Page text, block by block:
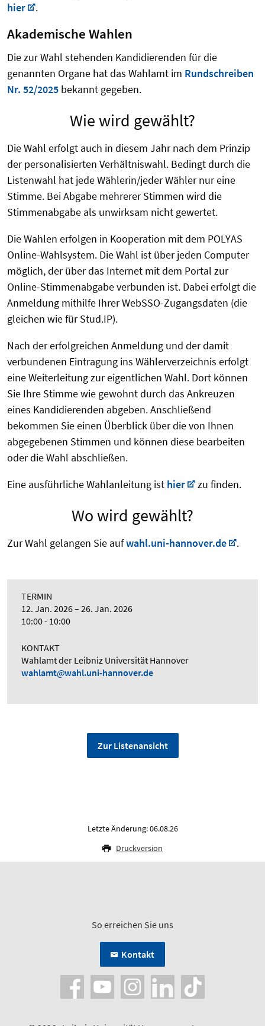
hier
.
Akademische Wahlen
Die zur Wahl stehenden Kandidierenden für die
genannten Organe hat das Wahlamt im Rundschreiben
Nr. 52/2025 bekannt gegeben.
Wie wird gewählt?
Die Wahl erfolgt auch in diesem Jahr nach dem Prinzip
der personalisierten Verhältniswahl. Bedingt durch die
Listenwahl hat jede Wählerin/jeder Wähler nur eine
Stimme. Bei Abgabe mehrerer Stimmen wird die
Stimmenabgabe als unwirksam nicht gewertet.
Die Wahlen erfolgen in Kooperation mit dem POLYAS
Online-Wahlsystem. Die Wahl ist über jeden Computer
möglich, der über das Internet mit dem Portal zur
Online-Stimmenabgabe verbunden ist. Dabei erfolgt die
Anmeldung mithilfe Ihrer WebSSO-Zugangsdaten (die
gleichen wie für Stud.IP).
Nach der erfolgreichen Anmeldung und der damit
verbundenen Eintragung ins Wählerverzeichnis erfolgt
eine Weiterleitung zur eigentlichen Wahl. Dort können
Sie Ihre Stimme wie gewohnt durch das Ankreuzen
eines Kandidierenden abgeben. Anschließend
bekommen Sie einen Überblick über die von Ihnen
abgegebenen Stimmen und können diese bearbeiten
oder die Wahl abschließen.
Eine ausführliche Wahlanleitung ist hier zu finden.
Wo wird gewählt?
Zur Wahl gelangen Sie aufwahl.uni-hannover.de .
TERMIN
12. Jan. 2026
26. Jan. 2026
10:00 - 10:00
KONTAKT
Wahlamt der Leibniz Universität Hannover
wahlamt
wahl.uni-hannover.de
Zur Listenansicht
Letzte Änderung: 06.08.26
Druckversion
So erreichen Sie uns
Kontakt